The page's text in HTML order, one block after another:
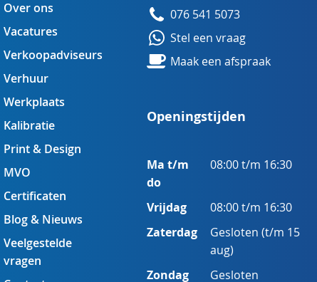
Over ons
Vacatures
Verkoopadviseurs
Verhuur
Werkplaats
Kalibratie
Print & Design
MVO
Certificaten
Blog & Nieuws
Veelgestelde
vragen
076 541 5073
Stel een vraag
Maak een afspraak
Openingstijden
Ma t/m
do
08:00 t/m 16:30
Vrijdag 08:00 t/m 16:30
Zaterdag
Gesloten (t/m 15
aug)
Zondag Gesloten